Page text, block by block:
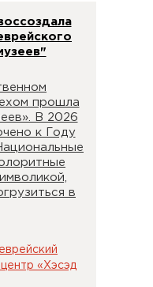
прошла
В 2026
к Году
в
«Хэсэд